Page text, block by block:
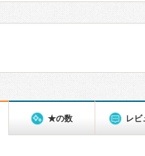
★の数 レビ